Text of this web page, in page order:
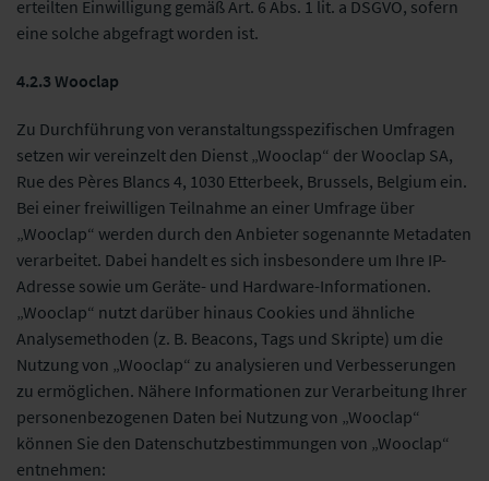
erteilten Einwilligung gemäß Art. 6 Abs. 1 lit. a DSGVO, sofern
eine solche abgefragt worden ist.
4.2.3 Wooclap
Zu Durchführung von veranstaltungsspezifischen Umfragen
setzen wir vereinzelt den Dienst „Wooclap“ der Wooclap SA,
Rue des Pères Blancs 4, 1030 Etterbeek, Brussels, Belgium ein.
Bei einer freiwilligen Teilnahme an einer Umfrage über
„Wooclap“ werden durch den Anbieter sogenannte Metadaten
verarbeitet. Dabei handelt es sich insbesondere um Ihre IP-
Adresse sowie um Geräte- und Hardware-Informationen.
„Wooclap“ nutzt darüber hinaus Cookies und ähnliche
Analysemethoden (z. B. Beacons, Tags und Skripte) um die
Nutzung von „Wooclap“ zu analysieren und Verbesserungen
zu ermöglichen. Nähere Informationen zur Verarbeitung Ihrer
personenbezogenen Daten bei Nutzung von „Wooclap“
können Sie den Datenschutzbestimmungen von „Wooclap“
entnehmen: